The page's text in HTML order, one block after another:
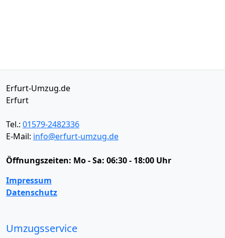
Erfurt-Umzug.de
Erfurt
Tel.: 01579-2482336
E-Mail: info@erfurt-umzug.de
Öffnungszeiten: Mo - Sa: 06:30 - 18:00 Uhr
Impressum
Datenschutz
Umzugsservice